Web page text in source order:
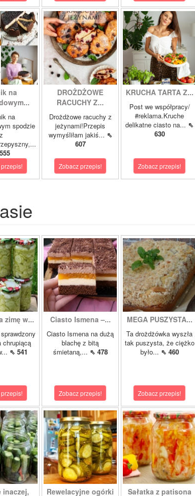
na
na
spodzie
z
DROŻDŻOWE
RACUCHY Z...
Drożdżowe racuchy z
jeżynami!Przepis
wymyśliłam jakiś... ⇖
607
Zobacz przepis!
KRUCHA TARTA Z...
Post we współpracy/
#reklama.Kruche
delikatne ciasto na... ⇖
630
Zobacz przepis!
zimę w...
chrupiącą
⇖ 541
Ciasto Ismena –...
Ciasto Ismena na dużą
blachę z bitą
śmietaną,... ⇖ 478
Zobacz przepis!
MEGA PUSZYSTA...
Ta drożdżówka wyszła
tak puszysta, że ciężko
było... ⇖ 460
Zobacz przepis!
inaczej, Rewelacyjne ogórki Sałatka z patisona